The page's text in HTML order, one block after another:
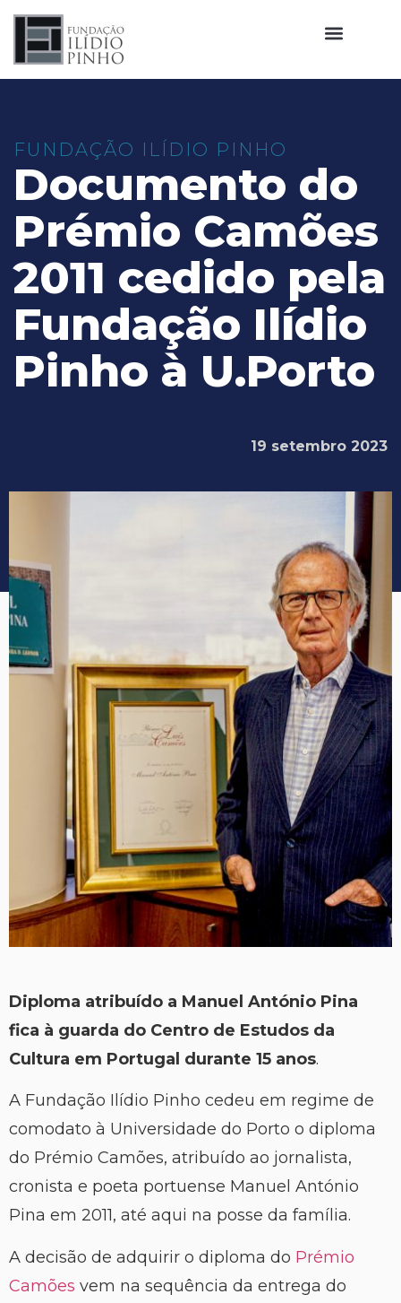
FUNDAÇÃO ILÍDIO PINHO
Documento do
Prémio Camões
2011 cedido pela
Fundação Ilídio
Pinho à U.Porto
19 setembro 2023
Diploma atribuído a Manuel António Pina
fica à guarda do Centro de Estudos da
Cultura em Portugal durante 15 anos.
A Fundação Ilídio Pinho cedeu em regime de
comodato à Universidade do Porto o diploma
do Prémio Camões, atribuído ao jornalista,
cronista e poeta portuense Manuel António
Pina em 2011, até aqui na posse da família.
A decisão de adquirir o diploma do Prémio
Camões vem na sequência da entrega do